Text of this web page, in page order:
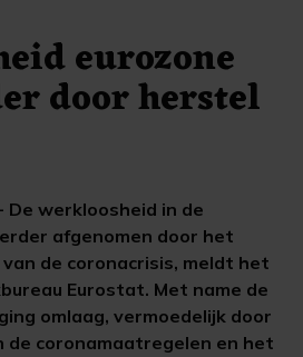
eurozone
door herstel
De werkloosheid in de
afgenomen door het
de coronacrisis, meldt het
Eurostat. Met name de
omlaag, vermoedelijk door
de coronamaatregelen en het